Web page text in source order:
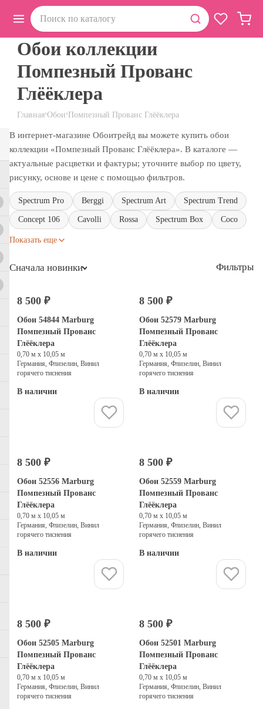
Главная›Обои›Помпезный Прованс Глёёклера
Обои коллекции
Помпезный Прованс
Глёёклера
В интернет-магазине Обоитрейд вы можете купить обои
коллекции «Помпезный Прованс Глёёклера». В каталоге —
актуальные расцветки и фактуры; уточните выбор по цвету,
рисунку, основе и цене с помощью фильтров.
Spectrum Pro Berggi Spectrum Art Spectrum Trend
Concept 106 Cavolli Rossa Spectrum Box Coco
Показать еще
Сначала новинки Фильтры
8 500 ₽
Обои 54844 Marburg
Помпезный Прованс
Глёёклера
0,70 м х 10,05 м
Германия, Флизелин, Винил
горячего тиснения
В наличии
8 500 ₽
Обои 52579 Marburg
Помпезный Прованс
Глёёклера
0,70 м х 10,05 м
Германия, Флизелин, Винил
горячего тиснения
В наличии
8 500 ₽
Обои 52556 Marburg
Помпезный Прованс
Глёёклера
0,70 м х 10,05 м
Германия, Флизелин, Винил
горячего тиснения
В наличии
8 500 ₽
Обои 52559 Marburg
Помпезный Прованс
Глёёклера
0,70 м х 10,05 м
Германия, Флизелин, Винил
горячего тиснения
В наличии
8 500 ₽
Обои 52505 Marburg
Помпезный Прованс
Глёёклера
0,70 м х 10,05 м
Германия, Флизелин, Винил
горячего тиснения
8 500 ₽
Обои 52501 Marburg
Помпезный Прованс
Глёёклера
0,70 м х 10,05 м
Германия, Флизелин, Винил
горячего тиснения